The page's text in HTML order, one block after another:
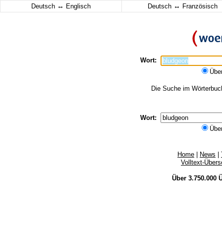
Deutsch ↔ Englisch Deutsch ↔ Französisch
Wort:
Die Suche im
Wort:
Home News
Volltext-
Über 3.750.000